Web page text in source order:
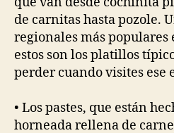
de carnitas hasta pozole.
regionales más populares
estos son los platillos
perder cuando visites ese
• Los pastes, que están
horneada rellena de